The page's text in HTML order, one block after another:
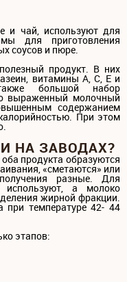
и чай, используют для
для приготовления
соусов и пюре.
продукт. В них
витамины А, С, Е и
большой набор
выраженный молочный
содержанием
При этом
НА ЗАВОДАХ?
продукта образуются
«сметаются» или
разные. Для
используют, а молоко
жирной фракции.
при температуре 42- 44
этапов: